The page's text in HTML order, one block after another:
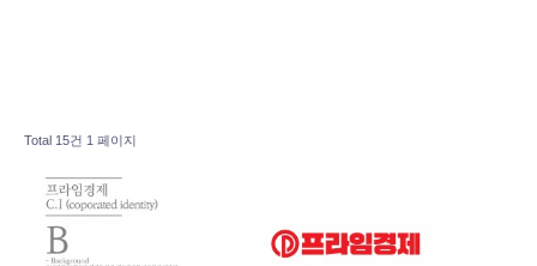
Total 15건 1 페이지